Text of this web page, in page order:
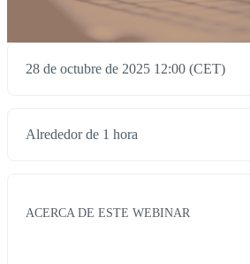
28 de octubre de 2025 12:00 (CET)
Alrededor de 1 hora
ACERCA DE ESTE WEBINAR